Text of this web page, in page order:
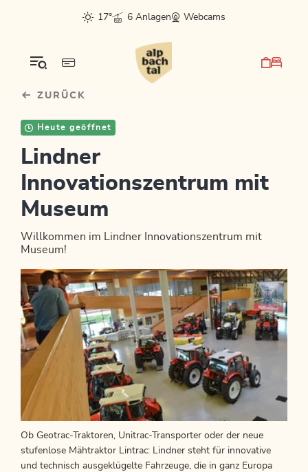
sr.skip-to.main-content
sr.skip-to.table-of-contents
sr.skip-to.main-navigation
17°
6 Anlagen Webcams
ZURÜCK
Heute geöffnet
Lindner
Innovationszentrum mit
Museum
Willkommen im Lindner Innovationszentrum mit
Museum!
Ob Geotrac-Traktoren, Unitrac-Transporter oder der neue
stufenlose Mähtraktor Lintrac: Lindner steht für innovative
und technisch ausgeklügelte Fahrzeuge, die in ganz Europa